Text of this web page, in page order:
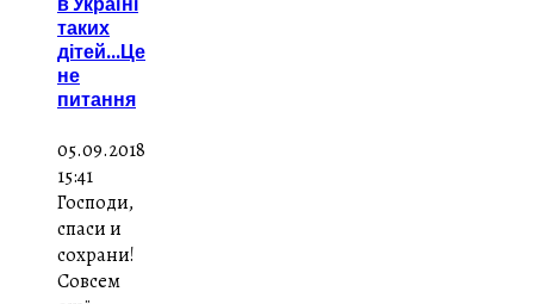
таких
дітей...Це
не
питання
05.09.2018
15:41
Господи,
спаси и
сохрани!
Совсем